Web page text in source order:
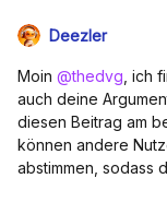
Deezler
Moin @thedvg, ich
auch deine
diesen Beitrag am
können andere
abstimmen, sodass